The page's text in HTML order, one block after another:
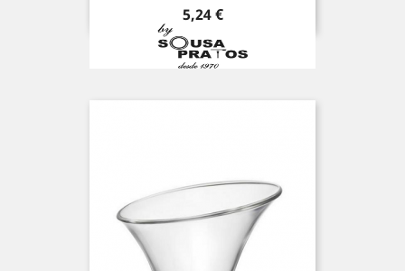
Preço
5,24 €